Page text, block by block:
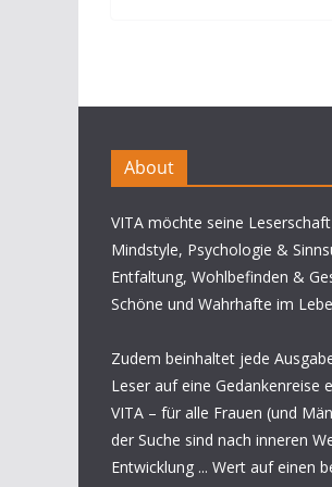
About
VITA möchte seine
Mindstyle, Psychologie &
Entfaltung, Wohlbefinden &
Schöne und Wahrhafte im
Zudem beinhaltet jede
Leser auf eine Gedankenreise
VITA – für alle Frauen (und
der Suche sind nach inneren
Entwicklung ... Wert auf einen